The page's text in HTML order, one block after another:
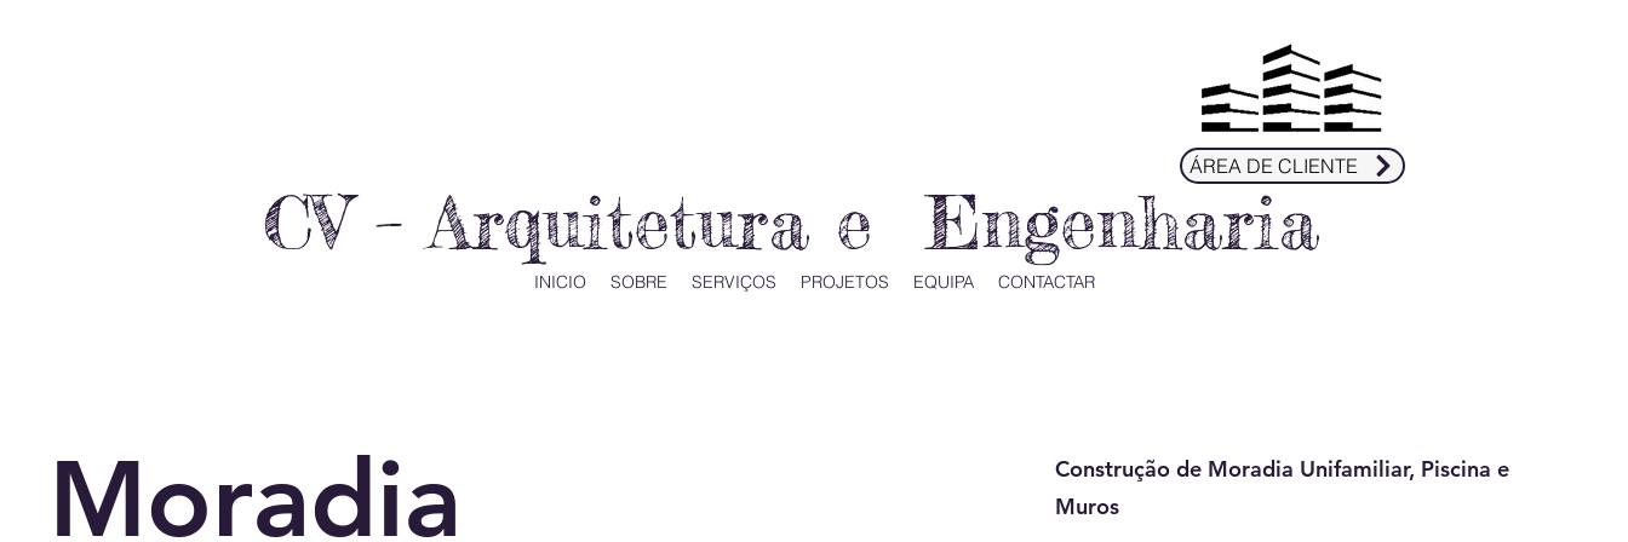
CV – Arquitetura e Engenharia
ÁREA DE CLIENTE
INICIO SOBRE SERVIÇOS PROJETOS EQUIPA CONTACTAR
Moradia
Construção de Moradia Unifamiliar, Piscina e
Muros